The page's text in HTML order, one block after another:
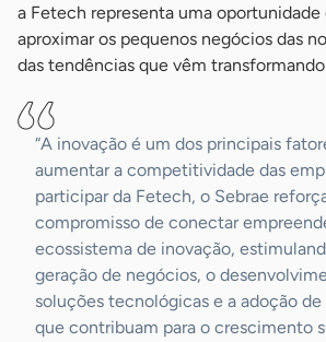
a Fetech representa uma oportunidade
aproximar os pequenos negócios das
das tendências que vêm
“A inovação é um dos principais
aumentar a competitividade das
participar da Fetech, o Sebrae
compromisso de conectar
ecossistema de inovação,
geração de negócios, o
soluções tecnológicas e a adoção
que contribuam para o crescimento